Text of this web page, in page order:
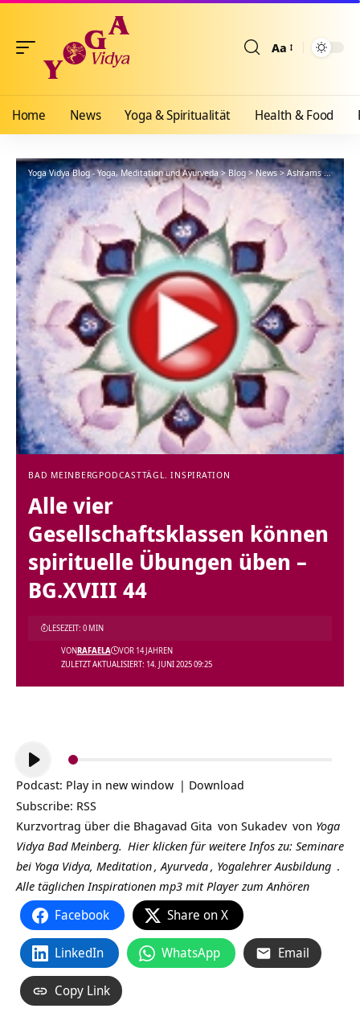
Aa
Home News Yoga & Spiritualität Health & Food
Yoga Vidya Blog - Yoga, Meditation und Ayurveda>Blog>News>Ashrams> Bad
BAD MEINBERG PODCASTTÄGL. INSPIRATION
Alle vier
Gesellschaftsklassen können
spirituelle Übungen üben –
BG.XVIII 44
ZULETZT AKTUALISIERT: 14. JUNI 2025 09:25
VONRAFAELA VOR 14 JAHREN
LESEZEIT: 0 MIN
Audio-
Player
Podcast: Play in new window | Download
Subscribe: RSS
Kurzvortrag über die Bhagavad Gita von Sukadev von Yoga
Vidya Bad Meinberg. Hier klicken für weitere Infos zu: Seminare
bei Yoga Vidya, Meditation,Ayurveda, Yogalehrer Ausbildung .
Alle täglichen Inspirationen mp3 mit Player zum Anhören
Facebook Share on X
LinkedIn WhatsApp Email
Copy Link